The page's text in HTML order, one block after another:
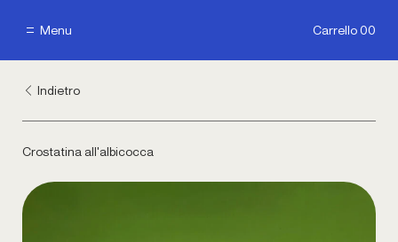
Menu
Carrello 00
Indietro
Crostatina all'albicocca